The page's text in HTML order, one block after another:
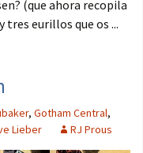
(que ahora recopila
eurillos que os ...
, Gotham Central,
Lieber RJ Prous